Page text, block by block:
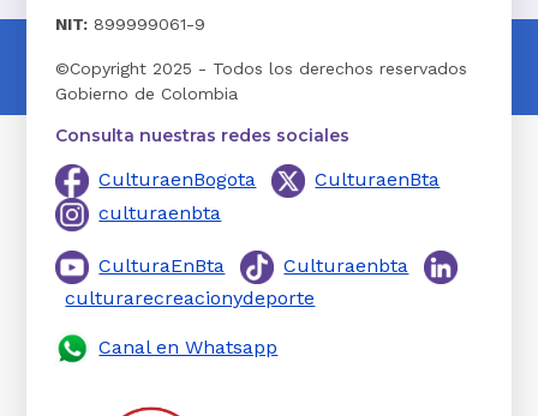
NIT: 899999061-9
©Copyright 2025 - Todos los derechos reservados
Gobierno de Colombia
Consulta nuestras redes sociales
CulturaenBogota
CulturaenBta
culturaenbta
CulturaEnBta
Culturaenbta
culturarecreacionydeporte
Canal en Whatsapp